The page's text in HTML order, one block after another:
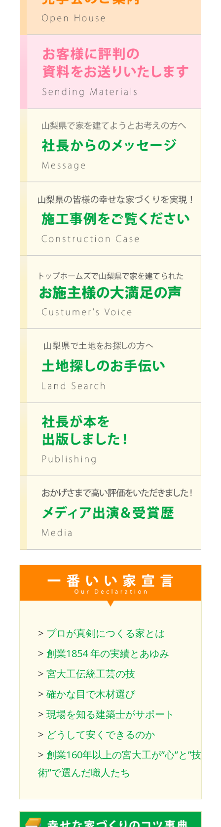
> プロが真剣につくる家とは
> 創業1854 年の実績とあゆみ
> 宮大工伝統工芸の技
> 確かな目で木材選び
> 現場を知る建築士がサポート
> どうして安くできるのか
> 創業160年以上の宮大工が”心”と”技
術”で選んだ職人たち